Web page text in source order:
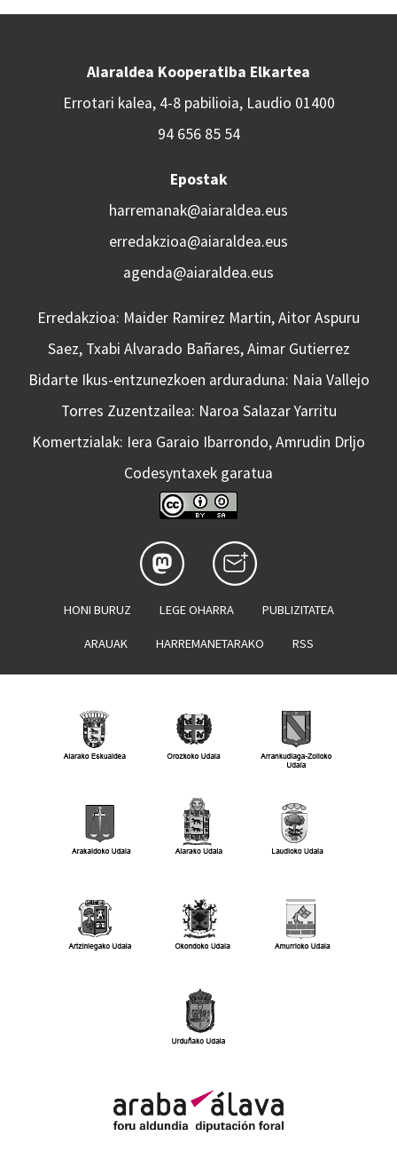
Aiaraldea Kooperatiba Elkartea
Errotari kalea, 4-8 pabilioia, Laudio 01400
94 656 85 54
Epostak
harremanak@aiaraldea.eus
erredakzioa@aiaraldea.eus
agenda@aiaraldea.eus
Erredakzioa: Maider Ramirez Martin, Aitor Aspuru
Saez, Txabi Alvarado Bañares, Aimar Gutierrez
Bidarte Ikus-entzunezkoen arduraduna: Naia Vallejo
Torres Zuzentzailea: Naroa Salazar Yarritu
Komertzialak: Iera Garaio Ibarrondo, Amrudin Drljo
Codesyntaxek garatua
HONI BURUZ LEGE OHARRA PUBLIZITATEA
ARAUAK HARREMANETARAKO RSS